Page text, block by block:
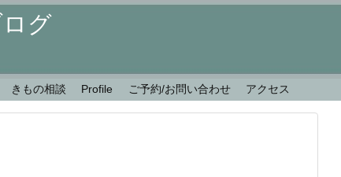
グ
きもの相談 Profile ご予約/お問い合わせ アクセス